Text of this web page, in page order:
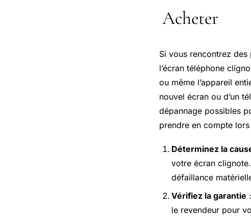
Acheter
Si vous rencontrez
l’écran téléphone
ou même l’appareil
nouvel écran ou d’un
dépannage possibles
prendre en compte lors
Déterminez la
votre écran
défaillance
Vérifiez la garantie
le revendeur pour